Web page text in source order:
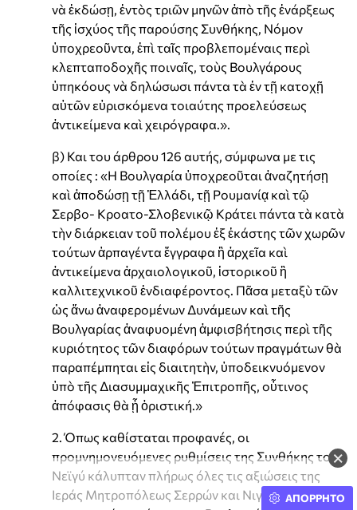
×
νὰ ἐκδώσῃ, ἐντὸς τριῶν μηνῶν ἀπὸ τῆς ἐνάρξεως
τῆς ἰσχύος τῆς παρούσης Συνθήκης, Νόμον
ὑποχρεοῦντα, ἐπὶ ταῖς προβλεπομέναις περὶ
κλεπταποδοχῆς ποιναῖς, τοὺς Βουλγάρους
ὑπηκόους νὰ δηλώσωσι πάντα τὰ ἐν τῇ κατοχῇ
αὑτῶν εὑρισκόμενα τοιαύτης προελεύσεως
ἀντικείμενα καὶ χειρόγραφα.».
β) Και του άρθρου 126 αυτής, σύμφωνα με τις
οποίες : «Η Βουλγαρία ὑποχρεοῦται ἀναζητήσῃ
καὶ ἀποδώσῃ τῇ Ἑλλάδι, τῇ Ρουμανίᾳ καὶ τῷ
Σερβο- Κροατο-Σλοβενικῷ Κράτει πάντα τὰ κατὰ
τὴν διάρκειαν τοῦ πολέμου ἐξ ἑκάστης τῶν χωρῶν
τούτων ἁρπαγέντα ἔγγραφα ἢ ἀρχεῖα καὶ
ἀντικείμενα ἀρχαιολογικοῦ, ἱστορικοῦ ἢ
καλλιτεχνικοῦ ἐνδιαφέροντος. Πᾶσα μεταξὺ τῶν
ὡς ἄνω ἀναφερομένων Δυνάμεων καὶ τῆς
Βουλγαρίας ἀναφυομένη ἀμφισβήτησις περὶ τῆς
κυριότητος τῶν διαφόρων τούτων πραγμάτων θὰ
παραπέμπηται εἰς διαιτητὴν, ὑποδεικνυόμενον
ὑπὸ τῆς Διασυμμαχικῆς Ἐπιτροπῆς, οὗτινος
ἀπόφασις θὰ ᾖ ὁριστική.»
2. Όπως καθίσταται προφανές, οι
προμνημονευόμενες ρυθμίσεις της Συνθήκης του
Νεϊγύ κάλυπταν πλήρως όλες τις αξιώσεις της
Ιεράς Μητροπόλεως Σερρών και Νιγρίτης για την
ΑΠΟΡΡΗΤΟ